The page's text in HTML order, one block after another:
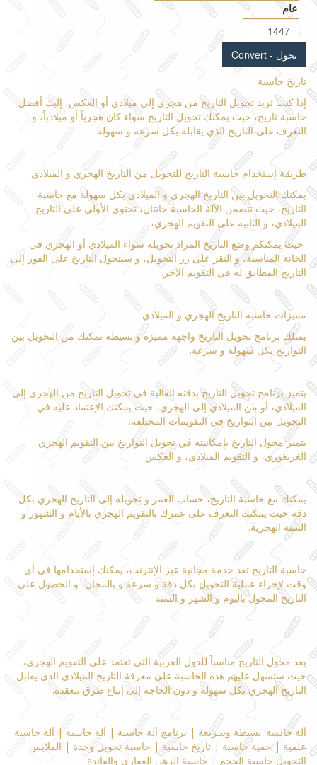
عام
تاريخ حاسبة
إذا كنت تريد تحويل التاريخ من هجري إلى ميلادي أو العكس، إليك أفضل
حاسبة تاريخ، حيث يمكنك تحويل التاريخ سواء كان هجرياً أو ميلادياً، و
التعرف على التاريخ الذي يقابله بكل سرعة و سهولة
طريقة إستخدام حاسبة التاريخ للتحويل من التاريخ الهجري و الميلادي
يمكنك التحويل بين التاريخ الهجري و الميلادي بكل سهولة مع حاسبة
التاريخ، حيث تتضمن الآلة الحاسبة خانتان، تحتوي الأولى على التاريخ
الميلادي، و الثانية على التقويم الهجري،
حيث يمكنكم وضع التاريخ المراد تحويله سواء الميلادي أو الهجري في
الخانة المناسبة، و النقر على زر التحويل، و سيتحول التاريخ على الفور إلى
التاريخ المطابق له في التقويم الآخر.
مميزات حاسبة التاريخ الهجري و الميلادي
يمتلك برنامج تحويل التاريخ واجهة مميزة و بسيطة تمكنك من التحويل بين
التواريخ بكل سهولة و سرعة.
يتميز برنامج تحويل التاريخ بدقته العالية في تحويل التاريخ من الهجري إلى
الميلادي، أو من الميلادي إلى الهجري، حيث يمكنك الإعتماد عليه في
التحويل بين التواريخ في التقويمات المختلفة.
يتميز محول التاريخ بإمكانيته في تحويل التواريخ بين التقويم الهجري
الغريغوري، و التقويم الميلادي، و العكس.
يمكنك مع حاسبة التاريخ، حساب العمر و تحويله إلى التاريخ الهجري بكل
دقة حيث يمكنك التعرف على عمرك بالتقويم الهجري بالأيام و الشهور و
السنة الهجرية.
حاسبة التاريخ تعد خدمة مجانية عبر الإنترنت، يمكنك إستخدامها في أي
وقت لإجراء عملية التحويل بكل دقة و سرعة و بالمجان، و الحصول على
التاريخ المحول باليوم و الشهر و السنة.
يعد محول التاريخ مناسباً للدول العربية التي تعتمد على التقويم الهجري،
حيث ستسهل عليهم هذه الحاسبة على معرفة التاريخ الميلادي الذي يقابل
التاريخ الهجري بكل سهولة و دون الحاجة إلى إتباع طرق معقدة.
آلة حاسبة: بسيطة وسريعة | برنامج آلة حاسبة | آلة حاسبة | آلة حاسبة
علمية | حمية حاسبة | تاريخ حاسبة | حاسبة تحويل وحدة | الملابس
التحويل حاسبة الحجم | حاسبة الرهن العقاري والفائدة